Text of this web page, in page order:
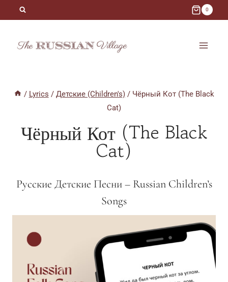
content
0
/ Lyrics / Детские (Children's) / Чёрный Кот (The Black
Cat)
Чёрный Кот (The Black
Cat)
Русские Детские Песни – Russian Children’s
Songs